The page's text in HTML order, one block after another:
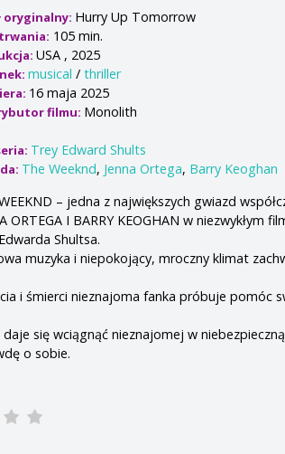
oryginalny: Hurry Up Tomorrow
105 min.
USA , 2025
musical /thriller
16 maja 2025
filmu: Monolith
Trey Edward Shults
The Weeknd, Jenna Ortega, Barry Keoghan
– jedna z największych gwiazd
ORTEGA I BARRY KEOGHAN w niezwykłym
Shultsa.
muzyka i niepokojący, mroczny klimat
i śmierci nieznajoma fanka próbuje pomóc
się wciągnąć nieznajomej w
o sobie.